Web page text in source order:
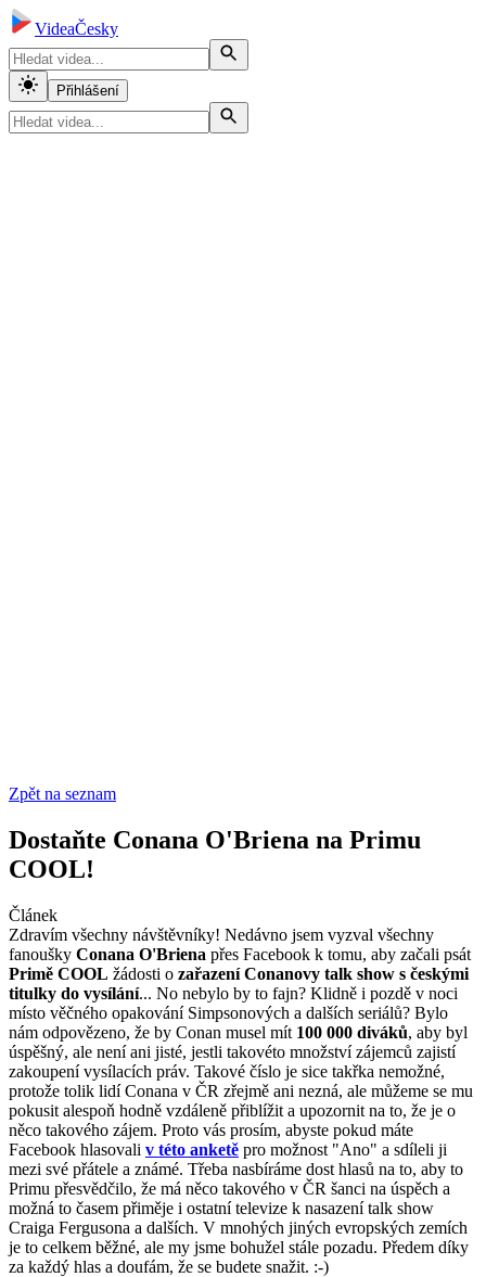
VideaČesky
Přihlášení
Zpět na seznam
Dostaňte Conana O'Briena na Primu
COOL!
Článek
Zdravím všechny návštěvníky! Nedávno jsem vyzval všechny
fanoušky Conana O'Briena přes Facebook k tomu, aby začali psát
Primě COOL žádosti o zařazení Conanovy talk show s českými
titulky do vysílání... No nebylo by to fajn? Klidně i pozdě v noci
místo věčného opakování Simpsonových a dalších seriálů? Bylo
nám odpovězeno, že by Conan musel mít 100 000 diváků, aby byl
úspěšný, ale není ani jisté, jestli takovéto množství zájemců zajistí
zakoupení vysílacích práv. Takové číslo je sice takřka nemožné,
protože tolik lidí Conana v ČR zřejmě ani nezná, ale můžeme se mu
pokusit alespoň hodně vzdáleně přiblížit a upozornit na to, že je o
něco takového zájem. Proto vás prosím, abyste pokud máte
Facebook hlasovali v této anketě pro možnost "Ano" a sdíleli ji
mezi své přátele a známé. Třeba nasbíráme dost hlasů na to, aby to
Primu přesvědčilo, že má něco takového v ČR šanci na úspěch a
možná to časem přiměje i ostatní televize k nasazení talk show
Craiga Fergusona a dalších. V mnohých jiných evropských zemích
je to celkem běžné, ale my jsme bohužel stále pozadu. Předem díky
za každý hlas a doufám, že se budete snažit. :-)